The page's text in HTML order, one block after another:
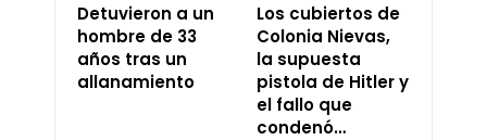
Detuvieron a un
hombre de 33
años tras un
allanamiento
Los cubiertos de
Colonia Nievas,
la supuesta
pistola de Hitler y
el fallo que
condenó…